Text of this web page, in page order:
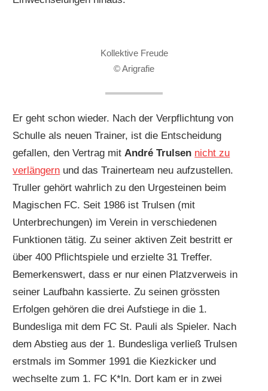
Kollektive Freude
© Arigrafie
Er geht schon wieder. Nach der Verpflichtung von
Schulle als neuen Trainer, ist die Entscheidung
gefallen, den Vertrag mitAndré Trulsen nicht zu
verlängern und das Trainerteam neu aufzustellen.
Truller gehört wahrlich zu den Urgesteinen beim
Magischen FC. Seit 1986 ist Trulsen (mit
Unterbrechungen) im Verein in verschiedenen
Funktionen tätig. Zu seiner aktiven Zeit bestritt er
über 400 Pflichtspiele und erzielte 31 Treffer.
Bemerkenswert, dass er nur einen Platzverweis in
seiner Laufbahn kassierte. Zu seinen grössten
Erfolgen gehören die drei Aufstiege in die 1.
Bundesliga mit dem FC St. Pauli als Spieler. Nach
dem Abstieg aus der 1. Bundesliga verließ Trulsen
erstmals im Sommer 1991 die Kiezkicker und
wechselte zum 1. FC K*ln. Dort kam er in zwei